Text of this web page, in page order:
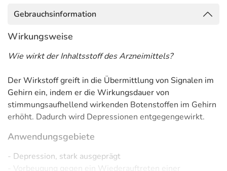
Gebrauchsinformation
Wirkungsweise
Wie wirkt der Inhaltsstoff des Arzneimittels?
Der Wirkstoff greift in die Übermittlung von Signalen im
Gehirn ein, indem er die Wirkungsdauer von
stimmungsaufhellend wirkenden Botenstoffen im Gehirn
erhöht. Dadurch wird Depressionen entgegengewirkt.
Anwendungsgebiete
- Depression, stark ausgeprägt
- Vorbeugung gegen ein Wiederauftreten einer